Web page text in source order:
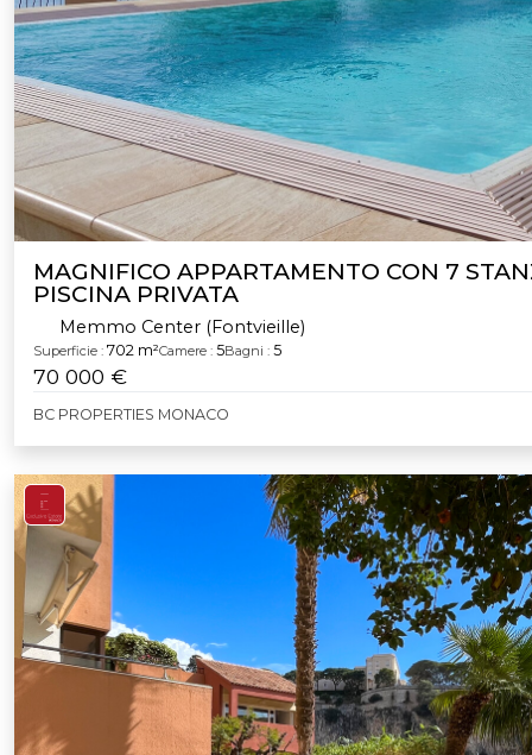
MAGNIFICO APPARTAMENTO CON 7
PISCINA PRIVATA
Memmo Center (Fontvieille)
Superficie : 702 m²Camere : 5Bagni : 5
70 000 €
BC PROPERTIES MONACO